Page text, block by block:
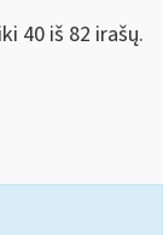
40 iš 82 irašų.